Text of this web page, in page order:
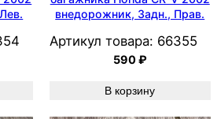
внедорожник, Задн., Прав.
Артикул товара: 66355
590₽
В корзину